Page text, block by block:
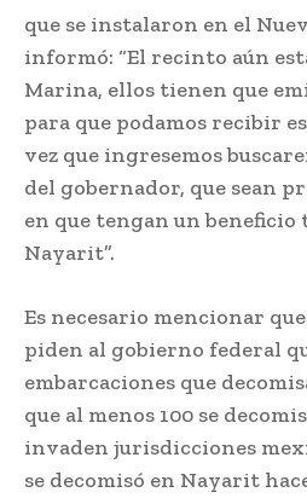
que se instalaron en el
informó: “El recinto aún
Marina, ellos tienen que
para que podamos recibir
vez que ingresemos
del gobernador, que sean
en que tengan un beneficio
Nayarit”.
Es necesario mencionar
piden al gobierno federal
embarcaciones que
que al menos 100 se
invaden jurisdicciones
se decomisó en Nayarit